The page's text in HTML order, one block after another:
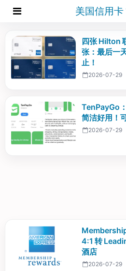
美国信用卡
四张 Hilton
张：最后一
止！
2026-07-29
TenPayGo
简洁好用！
2026-07-29
4:1 转
酒店
2026-07-29